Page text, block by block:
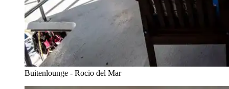
Buitenlounge - Rocio del Mar